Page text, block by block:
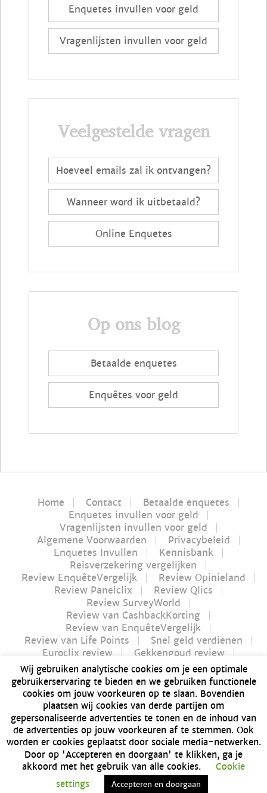
Enquetes invullen voor geld
Vragenlijsten invullen voor geld
Veelgestelde vragen
Hoeveel emails zal ik ontvangen?
Wanneer word ik uitbetaald?
Online Enquetes
Op ons blog
Betaalde enquetes
Enquêtes voor geld
Home Contact
Betaalde enquetes
Enquetes invullen voor geld
Vragenlijsten invullen voor geld
Algemene Voorwaarden
Privacybeleid
Enquetes Invullen
Kennisbank
Reisverzekering vergelijken
Review EnquêteVergelijk
Review Opinieland
Review Panelclix
Review Qlics
Review SurveyWorld
Review van CashbackKorting
Review van EnquêteVergelijk
Review van Life Points
Snel geld verdienen
Euroclix review
Gekkengoud review
iPay review
Myflavours review
Nucash review
Futurenet review | Is Futurenet betrouwbaar?
Geld verdienen in 1 uur
Dé Bitvavo review van 2021 | Alles over Bitvavo
Bonusway review | Is Bonusway betrouwbaar?
GFK Panel review | Is GFK Panel betrouwbaar?
Dé manier om geld te verdienen: producten
testen
Lamellen overkapping
Sitemap
Wij gebruiken analytische cookies om je een optimale
gebruikerservaring te bieden en we gebruiken functionele
cookies om jouw voorkeuren op te slaan. Bovendien
plaatsen wij cookies van derde partijen om
gepersonaliseerde advertenties te tonen en de inhoud van
de advertenties op jouw voorkeuren af te stemmen. Ook
worden er cookies geplaatst door sociale media-netwerken.
Door op 'Accepteren en doorgaan' te klikken, ga je
akkoord met het gebruik van alle cookies.
Cookie
settings
Accepteren en doorgaan